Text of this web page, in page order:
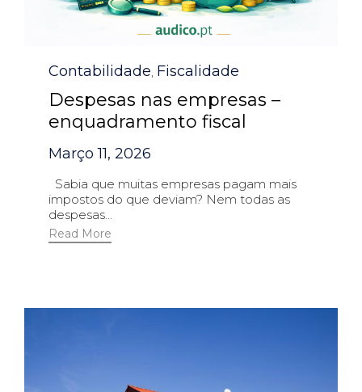
Category
Contabilidade, Fiscalidade
Despesas nas empresas –
enquadramento fiscal
Março 11, 2026
Sabia que muitas empresas pagam mais
impostos do que deviam? Nem todas as
despesas...
Read More